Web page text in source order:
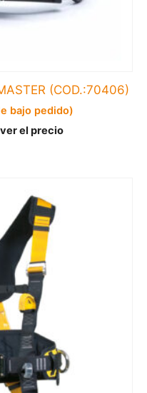
(COD.:70406)
bajo pedido)
el precio